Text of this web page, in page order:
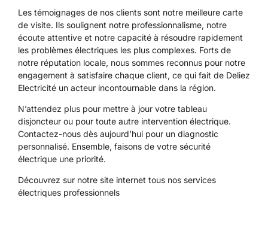
Les témoignages de nos clients sont notre meilleure carte
de visite. Ils soulignent notre professionnalisme, notre
écoute attentive et notre capacité à résoudre rapidement
les problèmes électriques les plus complexes. Forts de
notre réputation locale, nous sommes reconnus pour notre
engagement à satisfaire chaque client, ce qui fait de Deliez
Electricité un acteur incontournable dans la région.
N’attendez plus pour mettre à jour votre tableau
disjoncteur ou pour toute autre intervention électrique.
Contactez-nous dès aujourd’hui pour un diagnostic
personnalisé. Ensemble, faisons de votre sécurité
électrique une priorité.
Découvrez sur notre site internet tous nos services
électriques professionnels